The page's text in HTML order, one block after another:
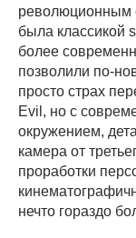
революционным
была классикой
более
позволили по-
просто страх
Evil, но с
окружением,
камера от
проработки
нечто гораздо